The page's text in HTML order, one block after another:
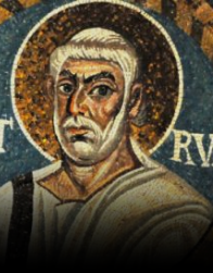
Cafe Historia